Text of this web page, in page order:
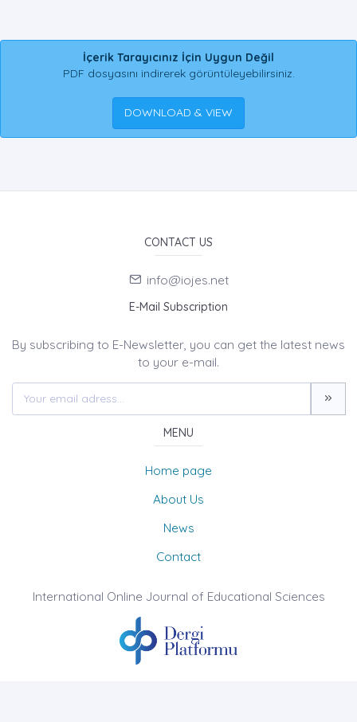
İçerik Tarayıcınız İçin Uygun Değil
PDF dosyasını indirerek görüntüleyebilirsiniz.
DOWNLOAD & VIEW
CONTACT US
info@iojes.net
E-Mail Subscription
By subscribing to E-Newsletter, you can get the latest news
to your e-mail.
MENU
Home page
About Us
News
Contact
International Online Journal of Educational Sciences